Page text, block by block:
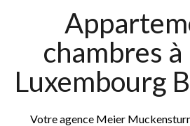
chambres à
Luxembourg
Votre agence Meier